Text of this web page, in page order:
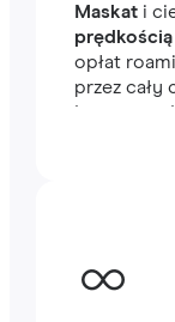
Maskati
opłat
przez cały
internetowi